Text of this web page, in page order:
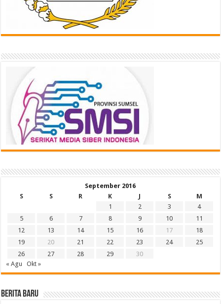
September 2016
S
S R K J S
M
1
2 3
4
5
6 7 8 9 10
11
12
13 14 15 16 17
18
19
20 21 22 23 24
25
26
27 28 29
30
« Agu
Okt »
BERITA BARU